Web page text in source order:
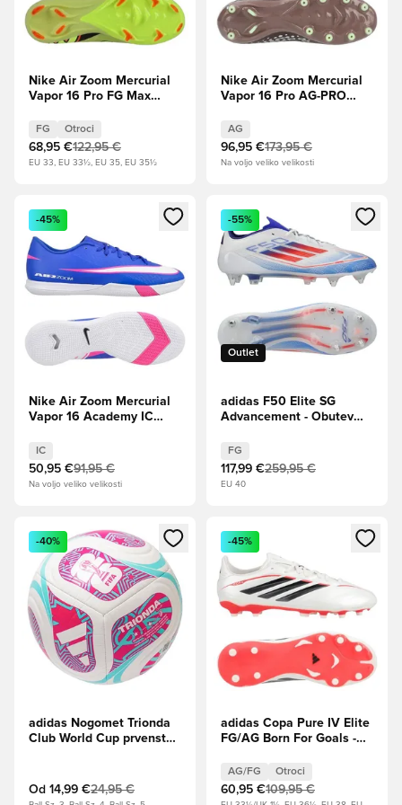
Nike Air Zoom Mercurial
Vapor 16 Pro FG Max
reflektorja/volt/Hiper
Crimson Otroci
FG Otroci
68,95 €122,95 €
EU 33, EU 33½, EU 35, EU 35½
Nike Air Zoom Mercurial
Vapor 16 Pro AG-PRO
Plum Eclipse/Kovinsko
srebro
AG
96,95 €173,95 €
Na voljo veliko velikosti
Odpre Modal za prijavo ali vpis kot član
-45%
Nike Air Zoom Mercurial
Vapor 16 Academy IC
Modra/Bela
IC
50,95 €91,95 €
Na voljo veliko velikosti
Odpre Modal za prijavo ali
Outlet
-55%
adidas F50 Elite SG
Advancement - Obutev
rdeča/Lucidno modra
FG
117,99 €259,95 €
EU 40
Odpre Modal za prijavo ali vpis kot član
-40%
adidas Nogomet Trionda
Club World Cup prvenstvo
Od 14,99 €24,95 €
Odpre Modal za prijavo ali
-45%
adidas Copa Pure IV Elite
FG/AG Born For Goals -
Metallic/Jedro
črna/Lucidno rdeča Otroci
AG/FG Otroci
60,95 €109,95 €